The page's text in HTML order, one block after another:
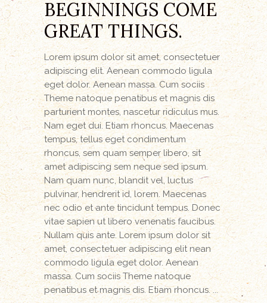
BEGINNINGS COME
GREAT THINGS.
Lorem ipsum dolor sit amet, consectetuer
adipiscing elit. Aenean commodo ligula
eget dolor. Aenean massa. Cum sociis
Theme natoque penatibus et magnis dis
parturient montes, nascetur ridiculus mus.
Nam eget dui. Etiam rhoncus. Maecenas
tempus, tellus eget condimentum
rhoncus, sem quam semper libero, sit
amet adipiscing sem neque sed ipsum.
Nam quam nunc, blandit vel, luctus
pulvinar, hendrerit id, lorem. Maecenas
nec odio et ante tincidunt tempus. Donec
vitae sapien ut libero venenatis faucibus.
Nullam quis ante. Lorem ipsum dolor sit
amet, consectetuer adipiscing elit nean
commodo ligula eget dolor. Aenean
massa. Cum sociis Theme natoque
penatibus et magnis dis. Etiam rhoncus.